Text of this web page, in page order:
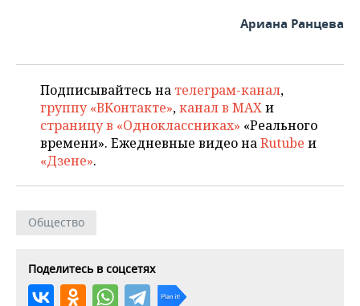
Ариана Ранцева
Подписывайтесь на телеграм-канал,
группу «ВКонтакте»,канал в MAXи
страницу в «Одноклассниках» «Реального
времени». Ежедневные видео наRutube и
«Дзене».
Общество
Поделитесь в соцсетях